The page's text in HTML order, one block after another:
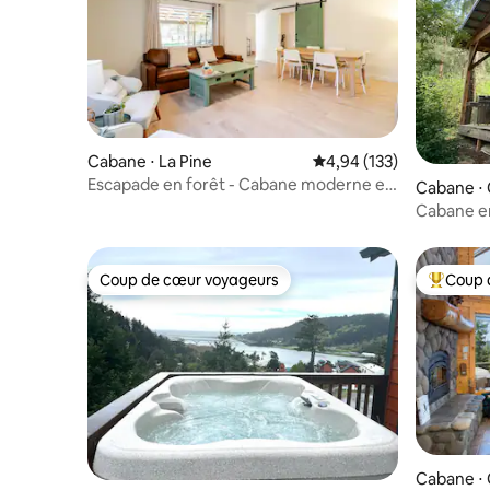
Cabane ⋅ La Pine Évaluation moyenne
4,94 (133)
Escapade en forêt - Cabane moderne et
Cabane
Cabane
Coup de cœur voyageurs
Coup de cœur voyageurs Coups
Coup
Cabane